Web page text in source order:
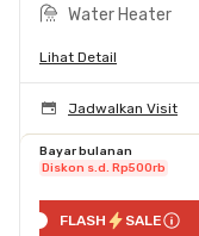
Water Heater
Lihat Detail
Jadwalkan Visit
Bayar bulanan
Diskon s.d. Rp500rb
FLASH SALE